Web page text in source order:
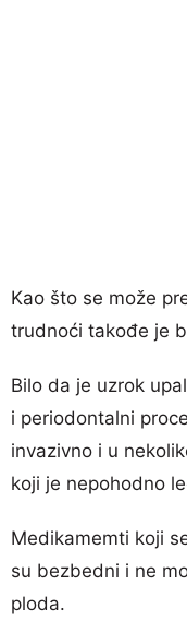
Kao što se može
trudnoći takođe je
Bilo da je uzrok
i periodontalni
invazivno i u
koji je nepohodno
Medikamemti koji
su bezbedni i ne
ploda.